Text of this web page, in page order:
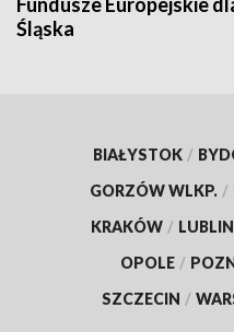
Śląska
BIAŁYSTOK /
GORZÓW WLKP. /
KRAKÓW / LUBLIN
OPOLE /
SZCZECIN /